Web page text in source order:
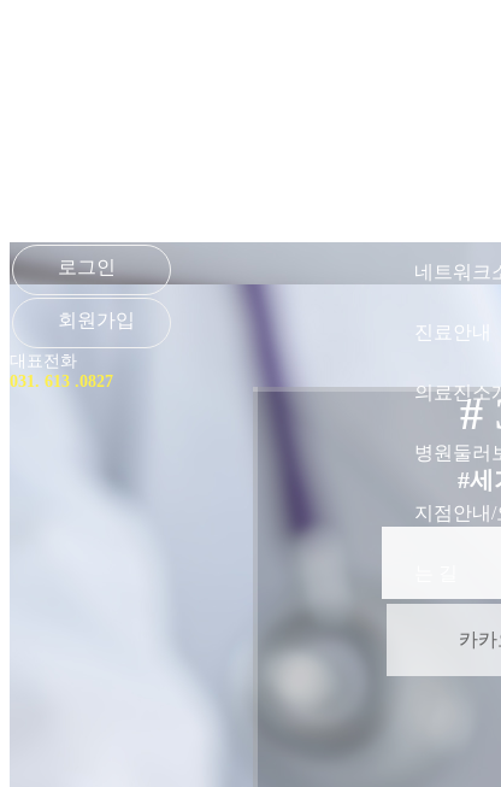
로그인
회원가입
대표전화
031. 613 .0827
네트워크
진료안내
의료진소
병원둘러
지점안내/
#
#세
카